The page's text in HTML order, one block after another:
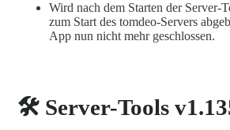
Wird nach dem Starten der Server-
zum Start des tomdeo-Servers
App nun nicht mehr geschlossen.
🛠️ Server-Tools